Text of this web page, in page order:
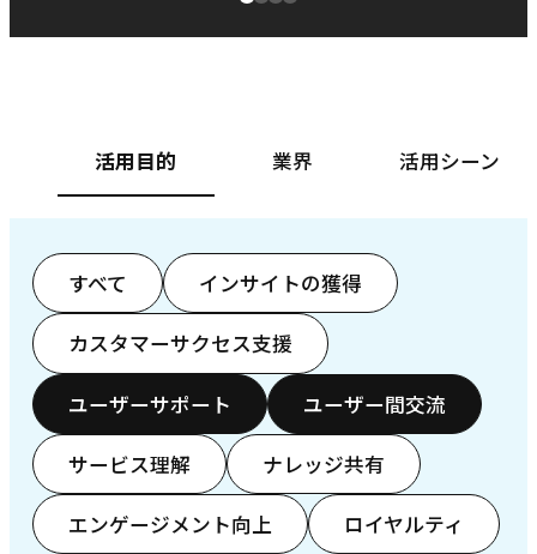
活用目的 業界 活用シーン
すべて インサイトの獲得
カスタマーサクセス支援
ユーザーサポート ユーザー間交流
サービス理解 ナレッジ共有
エンゲージメント向上 ロイヤルティ